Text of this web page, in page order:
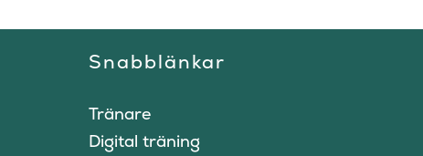
Snabblänkar
Tränare
Digital träning